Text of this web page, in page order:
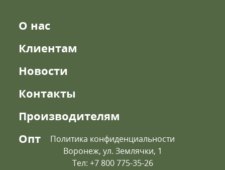
О нас
Клиентам
Новости
Контакты
Производителям
Опт
Политика конфиденциальности
Воронеж, ул. Землячки, 1
Тел: +7 800 775-35-26